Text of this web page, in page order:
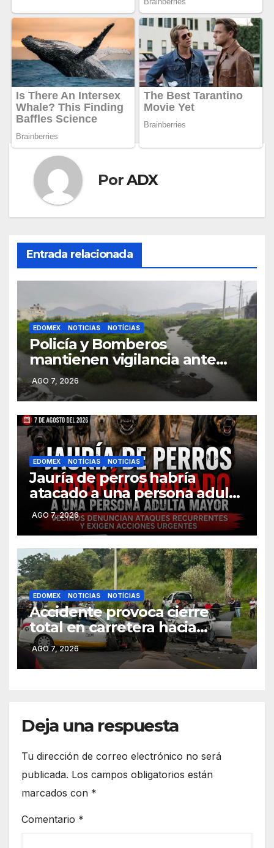
PorADX
Entrada relacionada
EDOMEX NOTICIAS NOTÍCIAS
Policía y Bomberos
mantienen vigilancia ante
lluvias en Toluca
AGO 7, 2026
EDOMEX NOTÍCIAS NOTICIAS
Jauría de perros habría
atacado a una persona adulta
mayor presuntamente perdió
la vida en Ahuatenco
AGO 7, 2026
EDOMEX NOTICIAS NOTÍCIAS
Accidente provoca cierre
total en carretera hacia
Jajalpa, Tenango del Valle
AGO 7, 2026
Deja una respuesta
Tu dirección de correo electrónico no será
publicada. Los campos obligatorios están
marcados con *
Comentario *